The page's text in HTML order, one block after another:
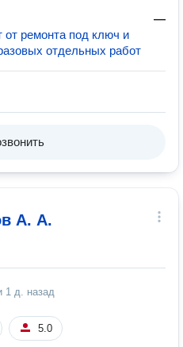
—
от ремонта под ключ и
отдельных работ
А. А.
1 д. назад
5.0